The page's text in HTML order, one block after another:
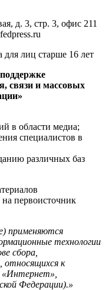
д. 3, стр. 3, офис 211
для лиц старше 16 лет
связи и массовых
в области медиа;
специалистов в
различных баз
первоисточник
применяются
технологии
сбора,
относящихся к
«Интернет»,
Федерации).»